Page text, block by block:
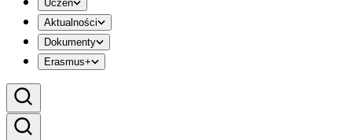
Uczeń
Aktualności
Dokumenty
Erasmus+